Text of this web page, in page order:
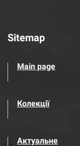
Sitemap
Main page
Колекції
Актуальне